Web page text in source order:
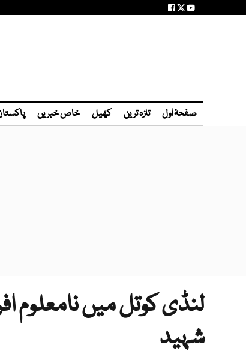
صفحۂ اول تازہ ترین کھیل خاص خبریں
لنڈی کوتل میں نامعلوم
شہید